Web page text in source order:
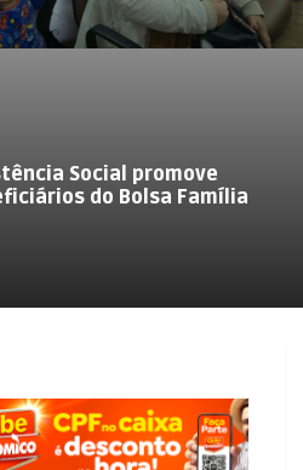
Social promove
do Bolsa Família